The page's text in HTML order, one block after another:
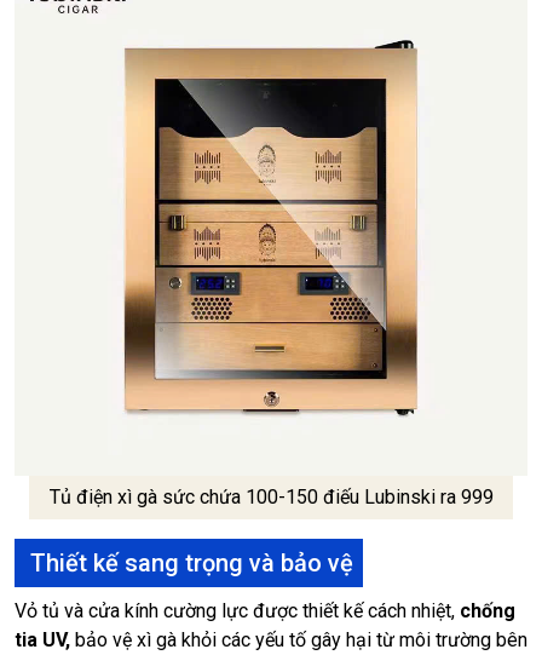
Tủ điện xì gà sức chứa 100-150 điếu Lubinski ra 999
Thiết kế sang trọng và bảo vệ
Vỏ tủ và cửa kính cường lực được thiết kế cách nhiệt, chống
tia UV, bảo vệ xì gà khỏi các yếu tố gây hại từ môi trường bên